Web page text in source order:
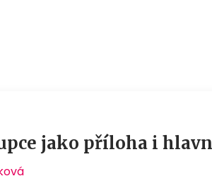
jako příloha i